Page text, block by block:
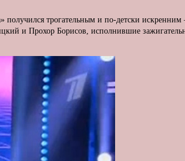
трогательным и по-детски искренним
и Прохор Борисов, исполнившие